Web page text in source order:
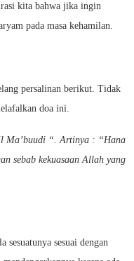
kita bahwa jika ingin
pada masa kehamilan.
persalinan berikut. Tidak
doa ini.
Ma’buudi “. Artinya : “Hana
sebab kekuasaan Allah yang
sesuatunya sesuai dengan